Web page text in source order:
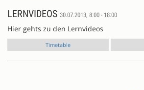
LERNVIDEOS 30.07.2013, 8:00 - 18:00
Hier gehts zu den Lernvideos
Timetable